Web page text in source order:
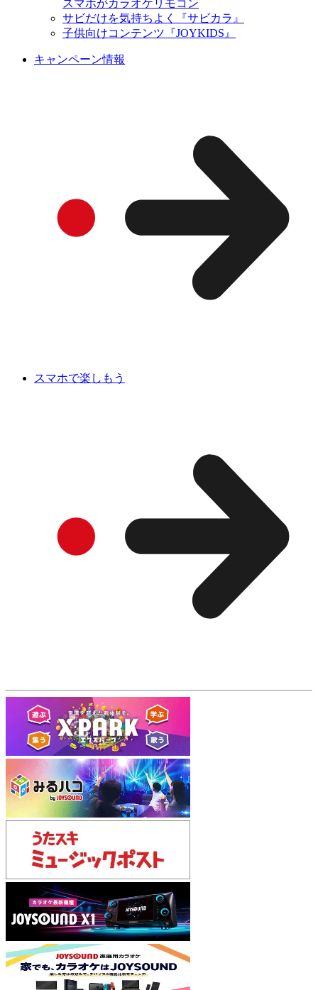
スマホがカラオケリモコン
サビだけを気持ちよく『サビカラ』
子供向けコンテンツ『JOYKIDS』
キャンペーン情報
スマホで楽しもう